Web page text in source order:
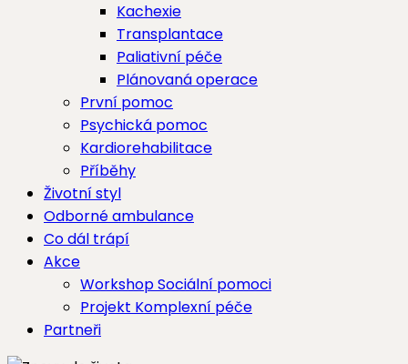
Kachexie
Transplantace
Paliativní péče
Plánovaná operace
První pomoc
Psychická pomoc
Kardiorehabilitace
Příběhy
Životní styl
Odborné ambulance
Co dál trápí
Akce
Workshop Sociální pomoci
Projekt Komplexní péče
Partneři